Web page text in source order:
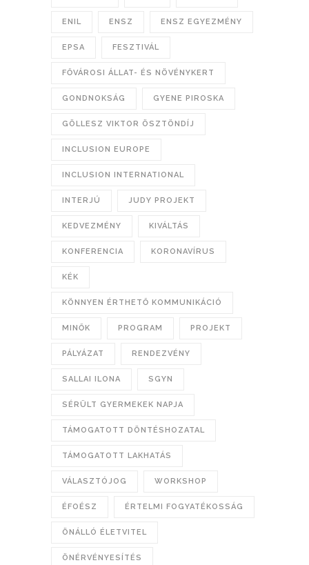
ENIL ENSZ ENSZ EGYEZMÉNY
EPSA FESZTIVÁL
FŐVÁROSI ÁLLAT- ÉS NÖVÉNYKERT
GONDNOKSÁG GYENE PIROSKA
GÖLLESZ VIKTOR ÖSZTÖNDÍJ
INCLUSION EUROPE
INCLUSION INTERNATIONAL
INTERJÚ JUDY PROJEKT
KEDVEZMÉNY KIVÁLTÁS
KONFERENCIA KORONAVÍRUS
KÉK
KÖNNYEN ÉRTHETŐ KOMMUNIKÁCIÓ
MINŐK PROGRAM PROJEKT
PÁLYÁZAT RENDEZVÉNY
SALLAI ILONA SGYN
SÉRÜLT GYERMEKEK NAPJA
TÁMOGATOTT DÖNTÉSHOZATAL
TÁMOGATOTT LAKHATÁS
VÁLASZTÓJOG WORKSHOP
ÉFOÉSZ ÉRTELMI FOGYATÉKOSSÁG
ÖNÁLLÓ ÉLETVITEL
ÖNÉRVÉNYESÍTÉS